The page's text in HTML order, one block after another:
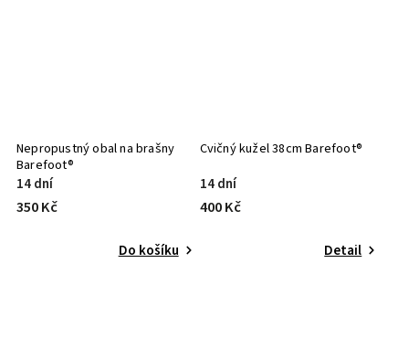
Nepropustný obal na brašny
Barefoot®
14 dní
350 Kč
Do košíku
Cvičný kužel 38cm Barefoot®
14 dní
400 Kč
Detail